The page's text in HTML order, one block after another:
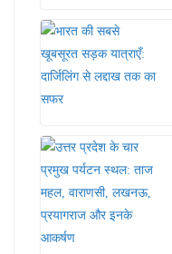
bo
ok r